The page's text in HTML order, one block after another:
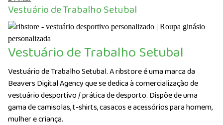
Vestuário de Trabalho Setubal
Vestuário de Trabalho Setubal
Vestuário de Trabalho Setubal. A ribstore é uma marca da
Beavers Digital Agency que se dedica à comercialização de
vestuário desportivo / prática de desporto. Dispõe de uma
gama de camisolas, t-shirts, casacos e acessórios para homem,
mulher e criança.